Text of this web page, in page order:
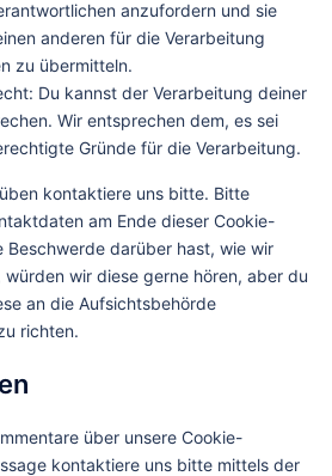
anzufordern und sie
anderen für die Verarbeitung
zu übermitteln.
Du kannst der Verarbeitung deiner
Wir entsprechen dem, es sei
Gründe für die Verarbeitung.
kontaktiere uns bitte. Bitte
am Ende dieser Cookie-
Beschwerde darüber hast, wie wir
wir diese gerne hören, aber du
an die Aufsichtsbehörde
richten.
über unsere Cookie-
kontaktiere uns bitte mittels der